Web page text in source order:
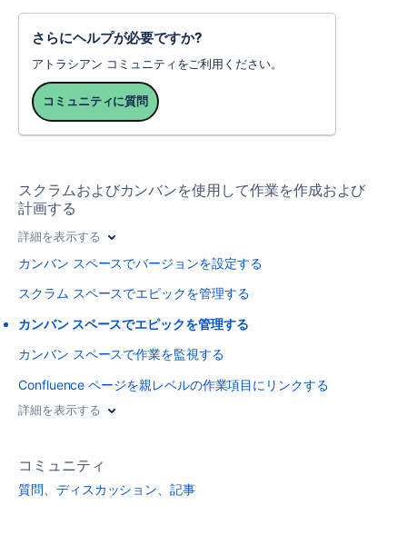
さらにヘルプが必要ですか?
アトラシアン コミュニティをご利用ください。
コミュニティに質問
スクラムおよびカンバンを使用して作業を作成および
計画する
詳細を表示する
カンバン スペースでバージョンを設定する
スクラム スペースでエピックを管理する
カンバン スペースでエピックを管理する
カンバン スペースで作業を監視する
Confluence ページを親レベルの作業項目にリンクする
詳細を表示する
コミュニティ
質問、ディスカッション、記事